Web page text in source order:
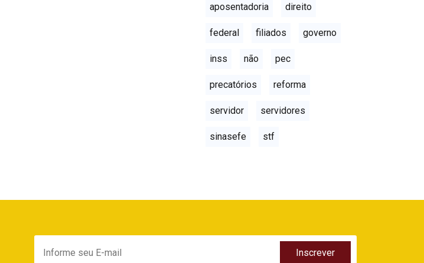
aposentadoria direito
federal filiados governo
inss não pec
precatórios reforma
servidor servidores
sinasefe stf